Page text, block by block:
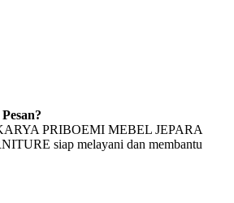
PRIBOEMI MEBEL JEPARA
siap melayani dan membantu